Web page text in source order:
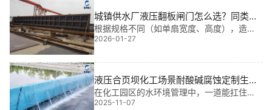
城镇供水厂液压翻板闸门怎么选？同类型
号性价比对比分析
根据规格不同（如单扇宽度、高度），造价
通常在1.5-8万元。基于我多年水利工程金属
结构设计、生产及现场安装经验，参与过多
个大型项目，深知在城镇供水厂中，液压翻
板闸门的选型不仅关乎运行效率，更直接
2026-01-27
液压合页坝化工场景耐酸碱腐蚀定制生产|
耐腐先锋，守护工业水安全
在化工园区的水环境管理中，一道能扛住强
酸强碱、长期浸泡的屏障，远比普通闸门更
2025-11-07